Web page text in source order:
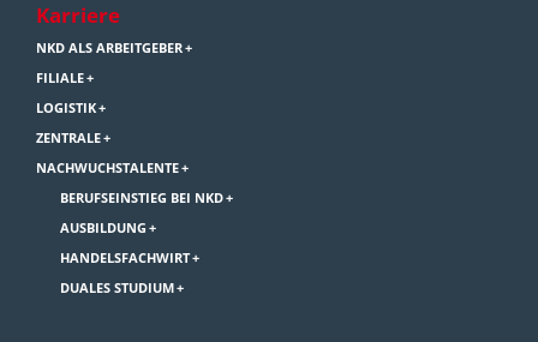
Karriere
NKD ALS ARBEITGEBER
FILIALE
LOGISTIK
ZENTRALE
NACHWUCHSTALENTE
BERUFSEINSTIEG BEI NKD
AUSBILDUNG
HANDELSFACHWIRT
DUALES STUDIUM